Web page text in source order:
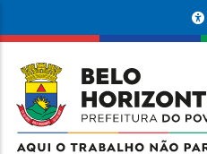
conteúdo
principal
da
Prefeitura
de